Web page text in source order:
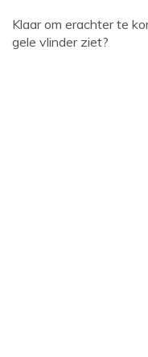
Klaar om erachter te
gele vlinder ziet?